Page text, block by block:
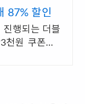
87% 할인
진행되는 더블
원 쿠폰팩+